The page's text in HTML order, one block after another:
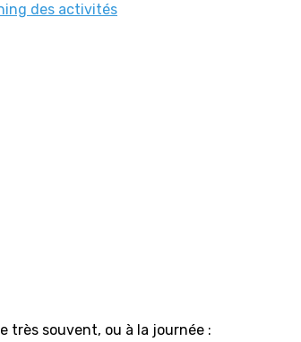
des activités
très souvent, ou à la journée :